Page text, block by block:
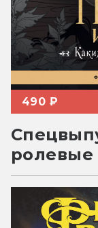
490 ₽
ролевые